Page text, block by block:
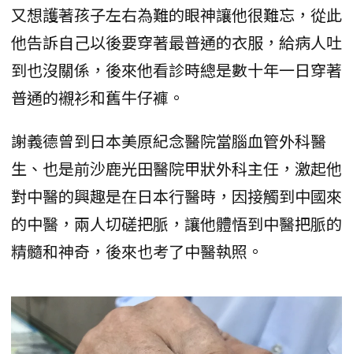
又想護著孩子左右為難的眼神讓他很難忘，從此
他告訴自己以後要穿著最普通的衣服，給病人吐
到也沒關係，後來他看診時總是數十年一日穿著
普通的襯衫和舊牛仔褲。
謝義德曾到日本美原紀念醫院當腦血管外科醫
生、也是前沙鹿光田醫院甲狀外科主任，激起他
對中醫的興趣是在日本行醫時，因接觸到中國來
的中醫，兩人切磋把脈，讓他體悟到中醫把脈的
精髓和神奇，後來也考了中醫執照。